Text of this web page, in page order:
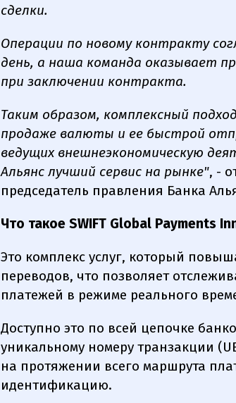
сделки.
Операции по новому контракту
день, а наша команда оказывает
при заключении контракта.
Таким образом, комплексный
продаже валюты и ее быстрой
ведущих внешнеэкономическую
Альянс лучший сервис на рынке", -
председатель правления Банка
Что такое SWIFT Global Payments
Это комплекс услуг, который
переводов, что позволяет
платежей в режиме реального
Доступно это по всей цепочке
уникальному номеру транзакции
на протяжении всего маршрута
идентификацию.